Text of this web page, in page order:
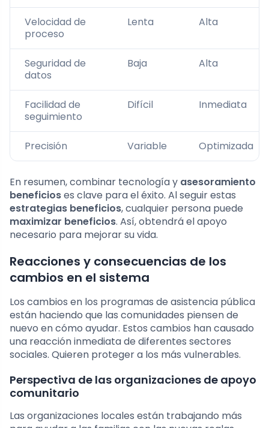
Velocidad de
proceso
Lenta Alta
Seguridad de
datos
Baja Alta
Facilidad de
seguimiento
Difícil Inmediata
Precisión Variable Optimizada
En resumen, combinar tecnología y asesoramiento
beneficioses clave para el éxito. Al seguir estas
estrategias beneficios, cualquier persona puede
maximizar beneficios. Así, obtendrá el apoyo
necesario para mejorar su vida.
Reacciones y consecuencias de los
cambios en el sistema
Los cambios en los programas de asistencia pública
están haciendo que las comunidades piensen de
nuevo en cómo ayudar. Estos cambios han causado
una reacción inmediata de diferentes sectores
sociales. Quieren proteger a los más vulnerables.
Perspectiva de las organizaciones de apoyo
comunitario
Las organizaciones locales están trabajando más